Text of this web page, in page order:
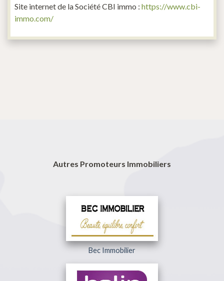
Site internet de la Société CBI immo : https://www.cbi-
immo.com/
Autres Promoteurs Immobiliers
Bec Immobilier